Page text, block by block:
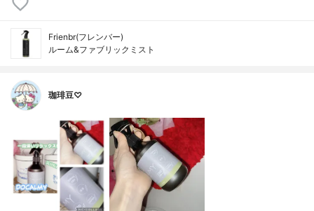
Frienbr(フレンバー)
ルーム&ファブリックミスト
珈琲豆♡